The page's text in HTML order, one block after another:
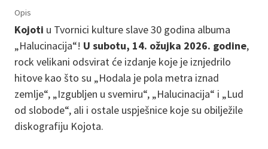
Opis
Kojoti u Tvornici kulture slave 30 godina albuma
„Halucinacija“! U subotu, 14. ožujka 2026. godine,
rock velikani odsvirat će izdanje koje je iznjedrilo
hitove kao što su „Hodala je pola metra iznad
zemlje“, „Izgubljen u svemiru“, „Halucinacija“ i „Lud
od slobode“, ali i ostale uspješnice koje su obilježile
diskografiju Kojota.